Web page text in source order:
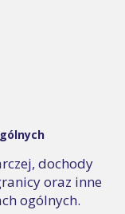
dochody
oraz inne
ogólnych.